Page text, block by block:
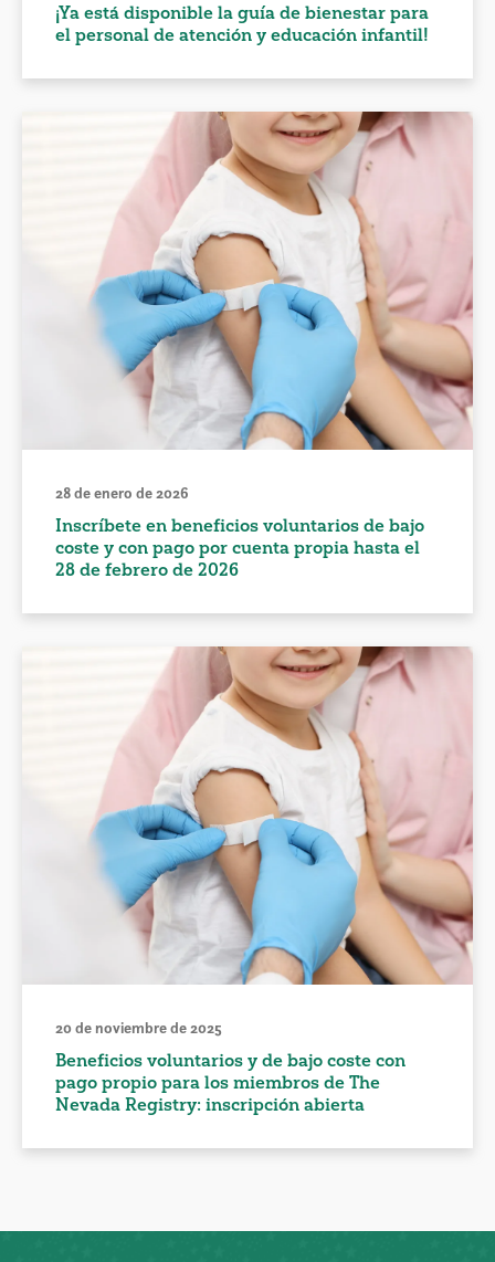
¡Ya está disponible la guía de bienestar para
el personal de atención y educación infantil!
28 de enero de 2026
Inscríbete en beneficios voluntarios de bajo
coste y con pago por cuenta propia hasta el
28 de febrero de 2026
20 de noviembre de 2025
Beneficios voluntarios y de bajo coste con
pago propio para los miembros de The
Nevada Registry: inscripción abierta